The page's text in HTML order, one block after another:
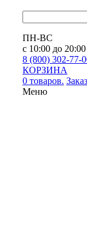
ПН-ВС
с 10:00 до 20:00
8 (800) 302-77-
КОРЗИНА
0 товаров.
Меню